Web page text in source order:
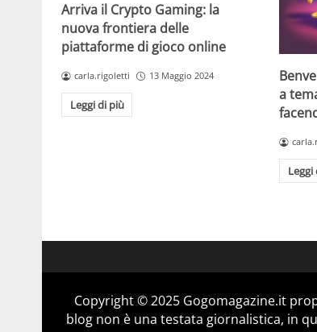
Arriva il Crypto Gaming: la
nuova frontiera delle
piattaforme di gioco online
carla.rigoletti 13 Maggio 2024
Leggi di più
a
Leggi
Copyright © 2025 Gogomagazine.it
blog non è una testata giornalistica, in